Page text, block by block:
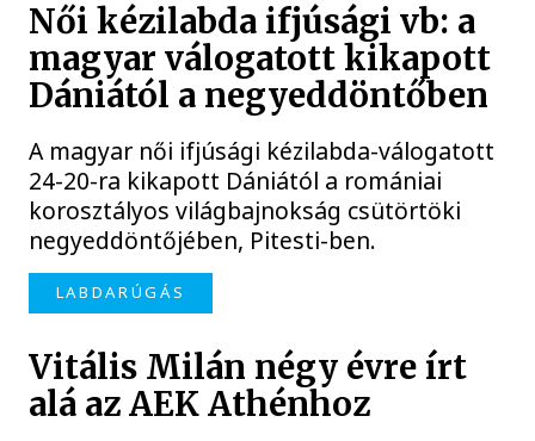
Női kézilabda ifjúsági vb: a
magyar válogatott kikapott
Dániától a negyeddöntőben
A magyar női ifjúsági kézilabda-válogatott
24-20-ra kikapott Dániától a romániai
korosztályos világbajnokság csütörtöki
negyeddöntőjében, Pitesti-ben.
LABDARÚGÁS
Vitális Milán négy évre írt
alá az AEK Athénhoz